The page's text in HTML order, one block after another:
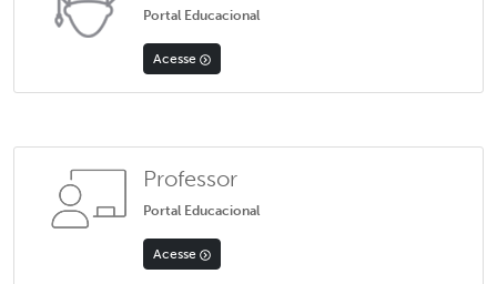
Portal Educacional
Acesse
Professor
Portal Educacional
Acesse